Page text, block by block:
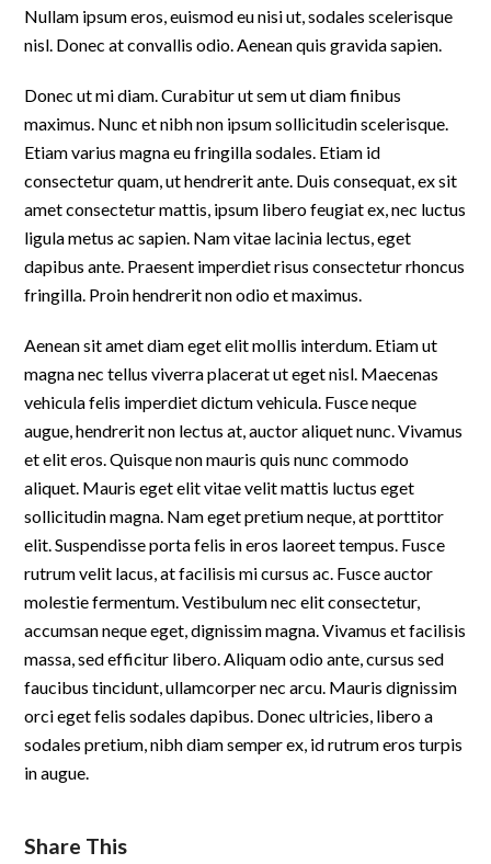
Nullam ipsum eros, euismod eu nisi ut, sodales scelerisque
nisl. Donec at convallis odio. Aenean quis gravida sapien.
Donec ut mi diam. Curabitur ut sem ut diam finibus
maximus. Nunc et nibh non ipsum sollicitudin scelerisque.
Etiam varius magna eu fringilla sodales. Etiam id
consectetur quam, ut hendrerit ante. Duis consequat, ex sit
amet consectetur mattis, ipsum libero feugiat ex, nec luctus
ligula metus ac sapien. Nam vitae lacinia lectus, eget
dapibus ante. Praesent imperdiet risus consectetur rhoncus
fringilla. Proin hendrerit non odio et maximus.
Aenean sit amet diam eget elit mollis interdum. Etiam ut
magna nec tellus viverra placerat ut eget nisl. Maecenas
vehicula felis imperdiet dictum vehicula. Fusce neque
augue, hendrerit non lectus at, auctor aliquet nunc. Vivamus
et elit eros. Quisque non mauris quis nunc commodo
aliquet. Mauris eget elit vitae velit mattis luctus eget
sollicitudin magna. Nam eget pretium neque, at porttitor
elit. Suspendisse porta felis in eros laoreet tempus. Fusce
rutrum velit lacus, at facilisis mi cursus ac. Fusce auctor
molestie fermentum. Vestibulum nec elit consectetur,
accumsan neque eget, dignissim magna. Vivamus et facilisis
massa, sed efficitur libero. Aliquam odio ante, cursus sed
faucibus tincidunt, ullamcorper nec arcu. Mauris dignissim
orci eget felis sodales dapibus. Donec ultricies, libero a
sodales pretium, nibh diam semper ex, id rutrum eros turpis
in augue.
Share This